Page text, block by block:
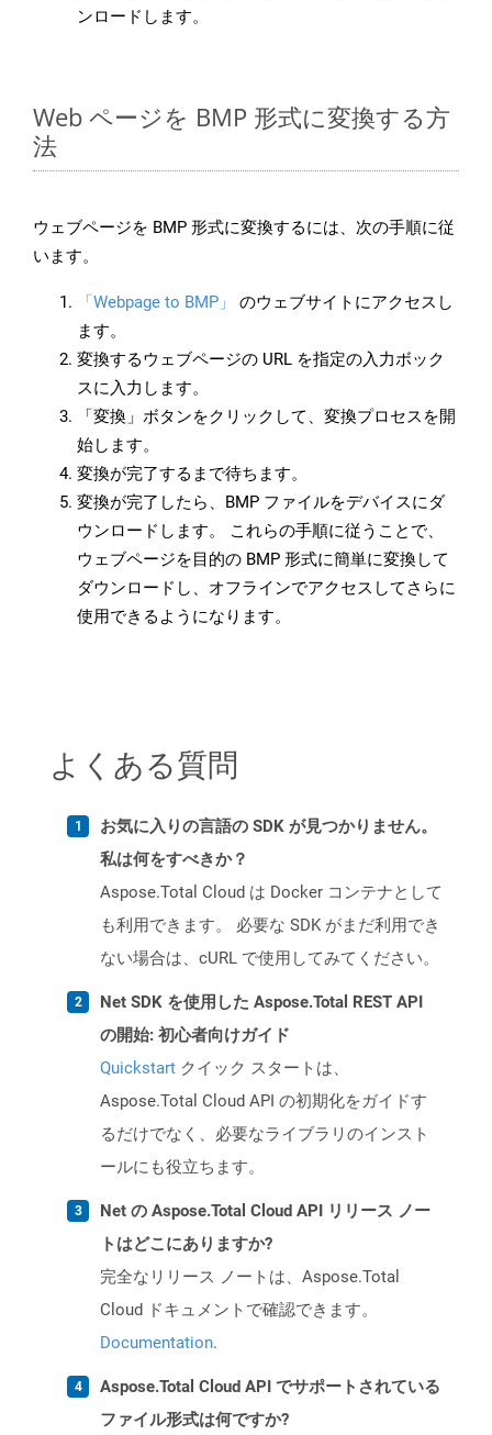
ンロードします。
Web ページを BMP 形式に変換する方
法
ウェブページを BMP 形式に変換するには、次の手順に従
います。
「Webpage to BMP」
のウェブサイトにアクセスし
ます。
変換するウェブページの URL を指定の入力ボック
スに入力します。
「変換」ボタンをクリックして、変換プロセスを開
始します。
変換が完了するまで待ちます。
変換が完了したら、BMP ファイルをデバイスにダ
ウンロードします。 これらの手順に従うことで、
ウェブページを目的の BMP 形式に簡単に変換して
ダウンロードし、オフラインでアクセスしてさらに
使用できるようになります。
よくある質問
お気に入りの言語の SDK が見つかりません。
私は何をすべきか？
Aspose.Total Cloud は Docker コンテナとして
も利用できます。 必要な SDK がまだ利用でき
ない場合は、cURL で使用してみてください。
Net SDK を使用した Aspose.Total REST API
の開始: 初心者向けガイド
Quickstart クイック スタートは、
Aspose.Total Cloud API の初期化をガイドす
るだけでなく、必要なライブラリのインスト
ールにも役立ちます。
Net の Aspose.Total Cloud API リリース ノー
トはどこにありますか?
完全なリリース ノートは、Aspose.Total
Cloud ドキュメントで確認できます。
Documentation.
Aspose.Total Cloud API でサポートされている
ファイル形式は何ですか?